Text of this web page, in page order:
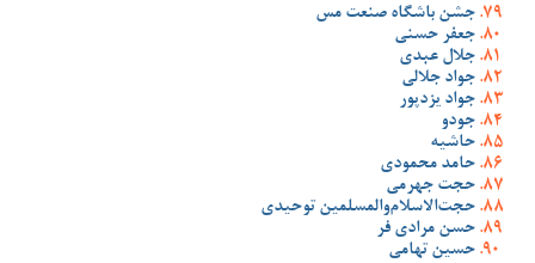
جشن باشگاه صنعت مس
جعفر حسنی
جلال عبدی
جواد جلالی
جواد یزدپور
جودو
حاشیه
حامد محمودی
حجت جهرمی
حجت‌الاسلام‌والمسلمین توحیدی
حسن مرادی فر
حسین تهامی